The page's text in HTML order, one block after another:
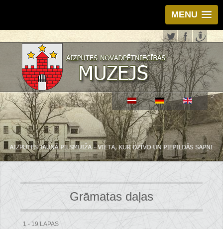
MENU
Grāmatas daļas
1 - 19 LAPAS